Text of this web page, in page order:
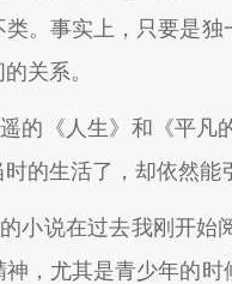
。事实上，只要是
关系。
的《人生》和《平凡
的生活了，却依然
小说在过去我刚开
，尤其是青少年的